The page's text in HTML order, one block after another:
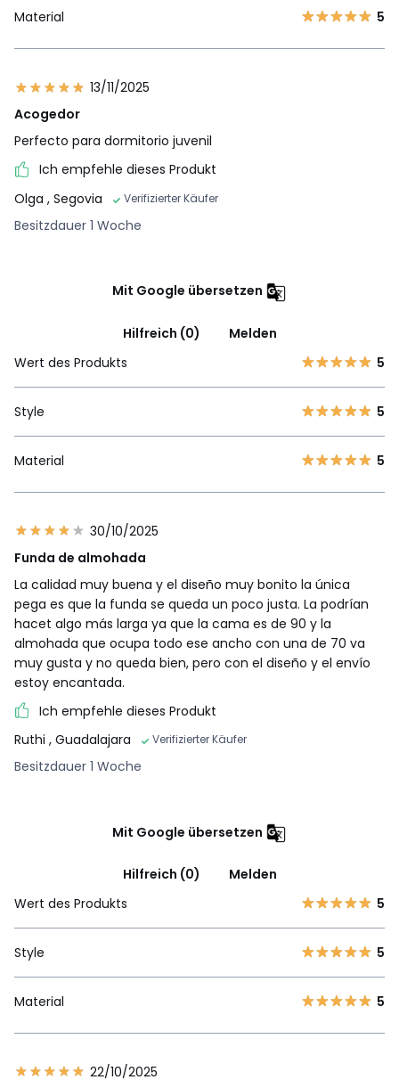
Material 5
13/11/2025
Acogedor
Perfecto para dormitorio juvenil
Ich empfehle dieses Produkt
Olga , Segovia Verifizierter Käufer
Besitzdauer 1 Woche
Mit Google übersetzen
Hilfreich (0)
Melden
Wert des Produkts
5
Style 5
Material 5
30/10/2025
Funda de almohada
La calidad muy buena y el diseño muy bonito la única
pega es que la funda se queda un poco justa. La podrían
hacet algo más larga ya que la cama es de 90 y la
almohada que ocupa todo ese ancho con una de 70 va
muy gusta y no queda bien, pero con el diseño y el envío
estoy encantada.
Ich empfehle dieses Produkt
Ruthi , Guadalajara Verifizierter Käufer
Besitzdauer 1 Woche
Mit Google übersetzen
Hilfreich (0)
Melden
Wert des Produkts
5
Style 5
Material 5
22/10/2025